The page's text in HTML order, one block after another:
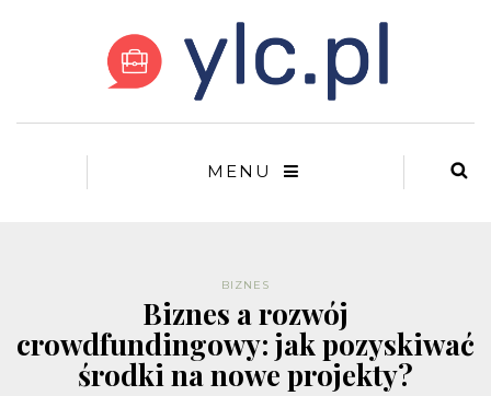
MENU
BIZNES
Biznes a rozwój
crowdfundingowy: jak pozyskiwać
środki na nowe projekty?